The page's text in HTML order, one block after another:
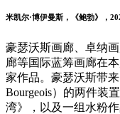
米凯尔·博伊曼斯，《鲍勃》，
豪瑟沃斯画廊、卓纳
廊等国际蓝筹画廊在
家作品。豪瑟沃斯带
Bourgeois）的两件装
湾》，以及一组水粉